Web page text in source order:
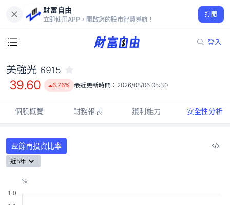
財富自由
立即使用APP，開啟您的股市智慧導航！
打開
登入
39.60
6.76%
美強光 6915
39.60 6.76% 最近更新時間： 2026/08/06 05:30
個股概覽 財務報表 獲利能力 安全性分析
盈餘再投資比率
近5年